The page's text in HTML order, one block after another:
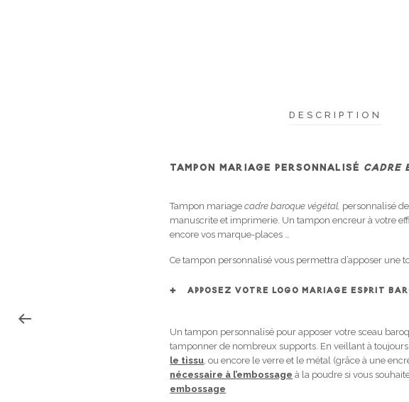
DESCRIPTION
TAMPON MARIAGE PERSONNALISÉ CADRE
Tampon mariagecadre baroque végétal, personnalisé
manuscrite et imprimerie. Un tampon encreur à votre
encore vos marque-places …
Ce tampon personnalisé vous permettra d’apposer une
APPOSEZ VOTRE LOGO MARIAGE ESPRIT
Un tampon personnalisé pour apposer votre sceau
tamponner de nombreux supports. En veillant à
le tissu , ou encore le verre et le métal (grâce à une
nécessaire à l’embossage à la poudre si vous
embossage